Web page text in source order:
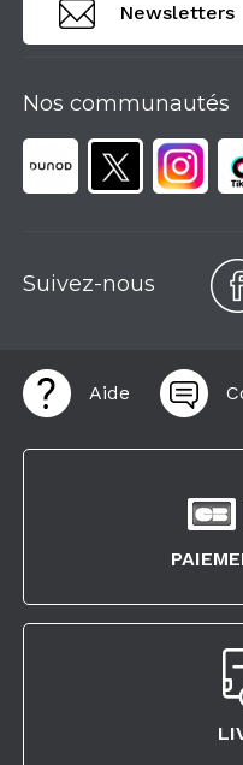
Newsletters
Nos communautés
Suivez-nous
Aide